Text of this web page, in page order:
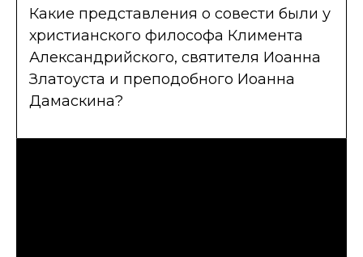
Какие представления о совести были у
христианского философа Климента
Александрийского, святителя Иоанна
Златоуста и преподобного Иоанна
Дамаскина?